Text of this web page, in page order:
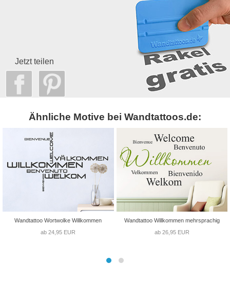
Jetzt teilen
Ähnliche Motive bei Wandtattoos.de:
Wandtattoo Wortwolke Willkommen
ab 24,95 EUR
Wandtattoo Willkommen mehrsprachig
ab 26,95 EUR